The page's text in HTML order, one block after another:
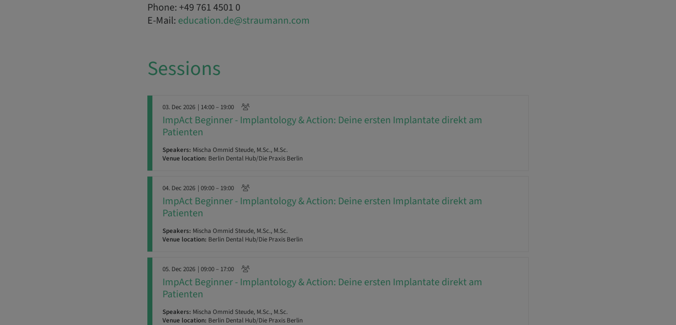
Phone: +49 761 4501 0
E-Mail: education.de@straumann.com
Sessions
03. Dec 2026 | 14:00 – 19:00
ImpAct Beginner - Implantology & Action: Deine ersten Implantate direkt am
Patienten
Speakers: Mischa Ommid Steude, M.Sc., M.Sc.
Venue location: Berlin Dental Hub/Die Praxis Berlin
04. Dec 2026 | 09:00 – 19:00
ImpAct Beginner - Implantology & Action: Deine ersten Implantate direkt am
Patienten
Speakers: Mischa Ommid Steude, M.Sc., M.Sc.
Venue location: Berlin Dental Hub/Die Praxis Berlin
05. Dec 2026 | 09:00 – 17:00
ImpAct Beginner - Implantology & Action: Deine ersten Implantate direkt am
Patienten
Speakers: Mischa Ommid Steude, M.Sc., M.Sc.
Venue location: Berlin Dental Hub/Die Praxis Berlin